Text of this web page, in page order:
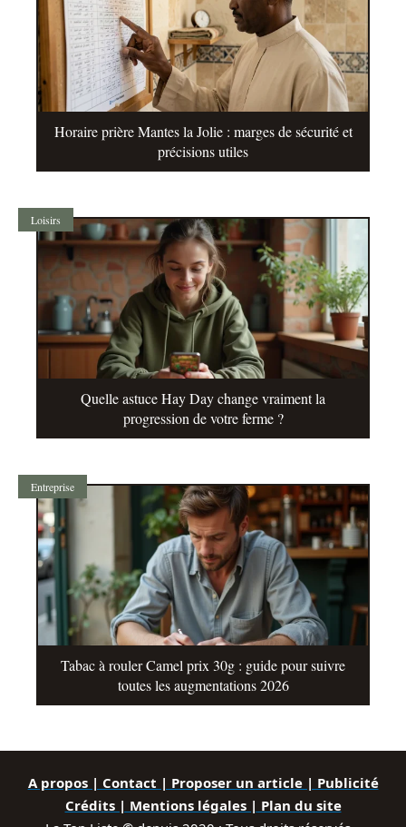
Horaire prière Mantes la Jolie : marges de sécurité et
précisions utiles
Loisirs
Quelle astuce Hay Day change vraiment la
progression de votre ferme ?
Entreprise
Tabac à rouler Camel prix 30g : guide pour suivre
toutes les augmentations 2026
A propos | Contact | Proposer un article | Publicité
Crédits | Mentions légales | Plan du site